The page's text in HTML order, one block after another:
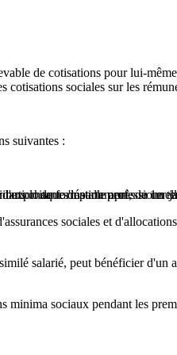
de cotisations pour lui-
sociales sur les
suivantes :
chaque département, ou un
de formation
s'installe après le 1er
sociales et
salarié, peut bénéficier d'un
minima sociaux pendant les